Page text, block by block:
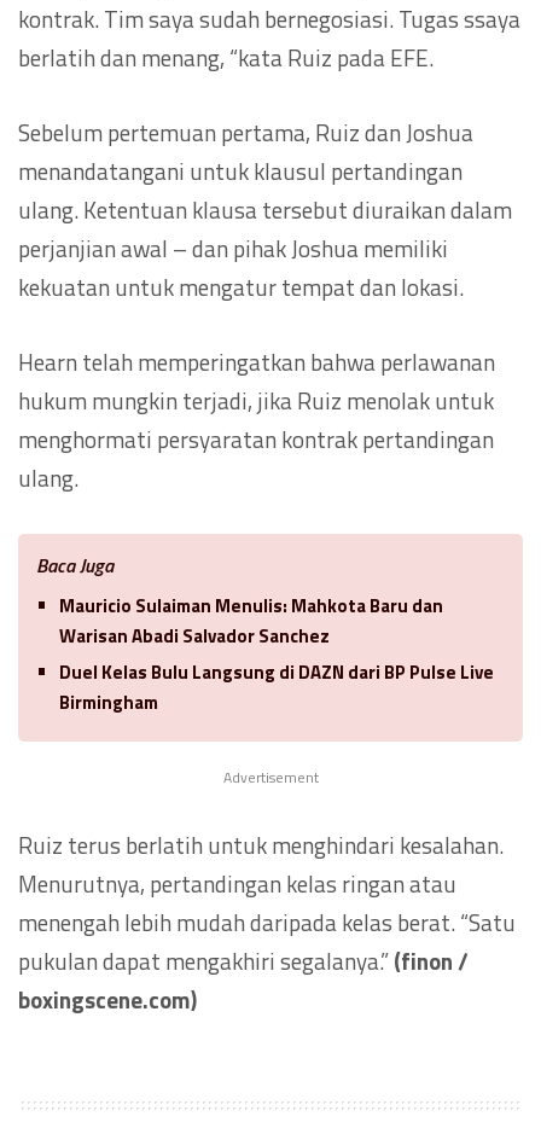
kontrak. Tim saya sudah bernegosiasi. Tugas ssaya
berlatih dan menang, “kata Ruiz pada EFE.
Sebelum pertemuan pertama, Ruiz dan Joshua
menandatangani untuk klausul pertandingan
ulang. Ketentuan klausa tersebut diuraikan dalam
perjanjian awal – dan pihak Joshua memiliki
kekuatan untuk mengatur tempat dan lokasi.
Hearn telah memperingatkan bahwa perlawanan
hukum mungkin terjadi, jika Ruiz menolak untuk
menghormati persyaratan kontrak pertandingan
ulang.
Baca Juga
Mauricio Sulaiman Menulis: Mahkota Baru dan
Warisan Abadi Salvador Sanchez
Duel Kelas Bulu Langsung di DAZN dari BP Pulse Live
Birmingham
Advertisement
Ruiz terus berlatih untuk menghindari kesalahan.
Menurutnya, pertandingan kelas ringan atau
menengah lebih mudah daripada kelas berat. “Satu
pukulan dapat mengakhiri segalanya.”(finon /
boxingscene.com)